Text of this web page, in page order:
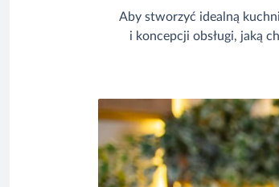
Aby stworzyć idealną
i koncepcji obsługi, jaką